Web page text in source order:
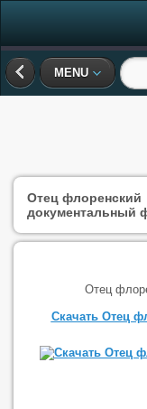
MENU
Отец флоренский
документальный
Отец
Скачать Отец